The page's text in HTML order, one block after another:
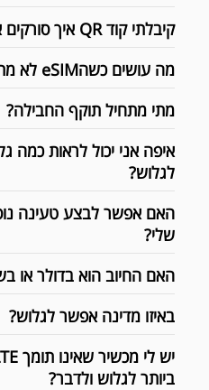
קיבלתי קוד QR איך סורקים אותו למכשיר?
מה עושים כשהeSIM לא מתחבר?
מתי מתחיל תוקף החבילה?
איפה אני יכול לראות כמה
לגלוש?
שלי?
האם החיוב הוא בדולר או
באיזו מדינה אפשר לגלוש?
ביותר לגלוש ולדבר?